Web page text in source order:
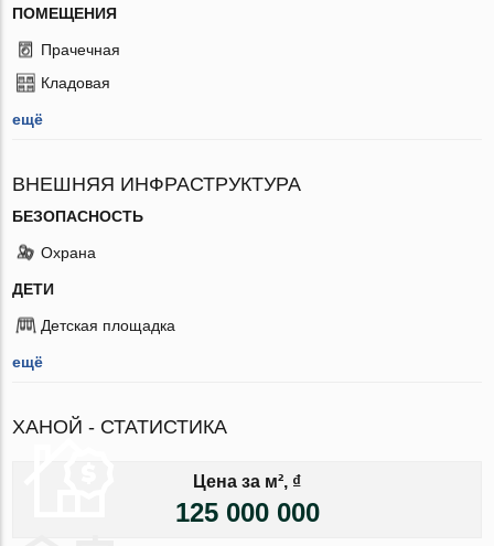
ПОМЕЩЕНИЯ
Прачечная
Кладовая
ещё
ВНЕШНЯЯ ИНФРАСТРУКТУРА
БЕЗОПАСНОСТЬ
Охрана
ДЕТИ
Детская площадка
ещё
ХАНОЙ - СТАТИСТИКА
Цена за м², ₫
125 000 000